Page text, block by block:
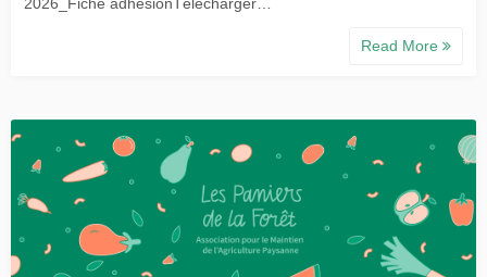
Read More